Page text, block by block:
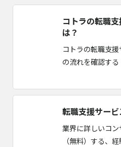
コトラの転職
は？
コトラの転職支
の流れを確認する
転職支援サー
業界に詳しいコ
（無料）する、